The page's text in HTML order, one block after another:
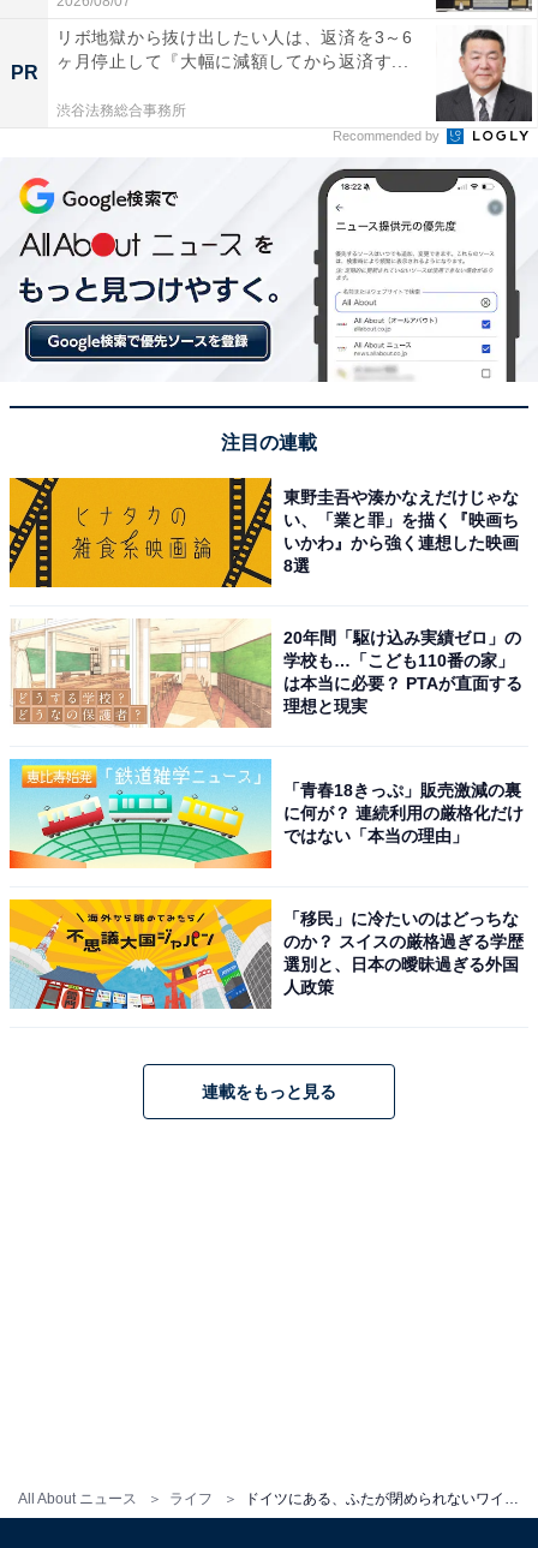
All About ニュース ライフ ドイツにある、ふたが閉められないワイン!? 秋限定の“あまりにおいしい”発酵途中のワインを飲み比べ
PR
リボ地獄から抜け出したい人は、返済を3～6
ヶ月停止して『大幅に減額してから返済す...
渋谷法務総合事務所
Recommended by
注目の連載
東野圭吾や湊かなえだけじゃな
い、「業と罪」を描く『映画ち
いかわ』から強く連想した映画
8選
20年間「駆け込み実績ゼロ」の
学校も…「こども110番の家」
は本当に必要？ PTAが直面する
理想と現実
「青春18きっぷ」販売激減の裏
に何が？ 連続利用の厳格化だけ
ではない「本当の理由」
「移民」に冷たいのはどっちな
のか？ スイスの厳格過ぎる学歴
選別と、日本の曖昧過ぎる外国
人政策
連載をもっと見る